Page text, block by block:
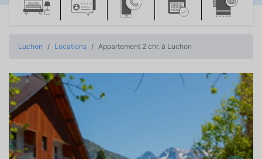
Luchon Locations Appartement 2 chr. à Luchon